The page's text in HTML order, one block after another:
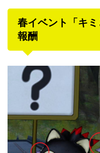
春イベント「キ
報酬